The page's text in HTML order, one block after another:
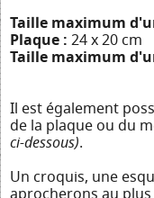
Taille maximum
Plaque : 24 x 20 cm
Taille maximum
Il est également
de la plaque ou du
ci-dessous).
Un croquis, une
aprocherons au